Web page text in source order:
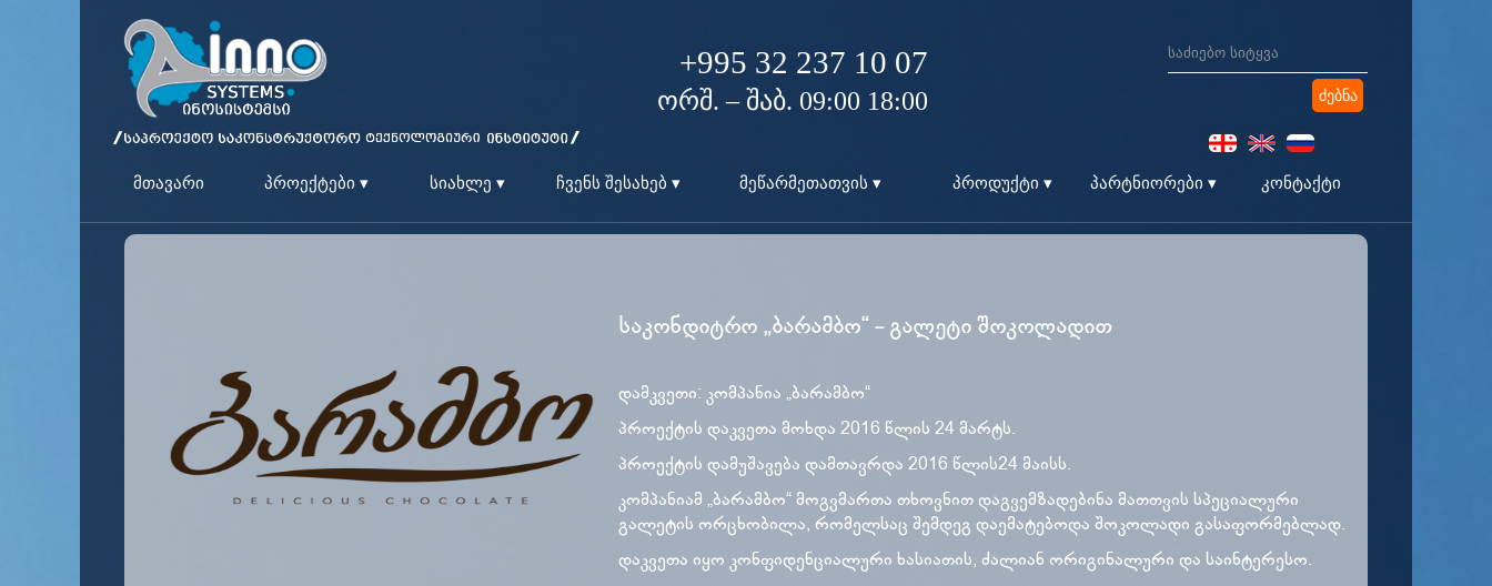
+995 32 237 10 07
ორშ. – შაბ. 09:00 18:00
მთავარი პროექტები ▾ სიახლე ▾ ჩვენს შესახებ ▾ მეწარმეთათვის ▾ პროდუქტი ▾ პარტნიორები ▾ კონტაქტი
საკონდიტრო „ბარამბო“ - გალეტი შოკოლადით
დამკვეთი: კომპანია „ბარამბო“
პროექტის დაკვეთა მოხდა 2016 წლის 24 მარტს.
პროექტის დამუშავება დამთავრდა 2016 წლის24 მაისს.
კომპანიამ „ბარამბო“ მოგვმართა თხოვნით დაგვემზადებინა მათთვის სპეციალური
გალეტის ორცხობილა, რომელსაც შემდეგ დაემატებოდა შოკოლადი გასაფორმებლად.
დაკვეთა იყო კონფიდენციალური ხასიათის, ძალიან ორიგინალური და საინტერესო.